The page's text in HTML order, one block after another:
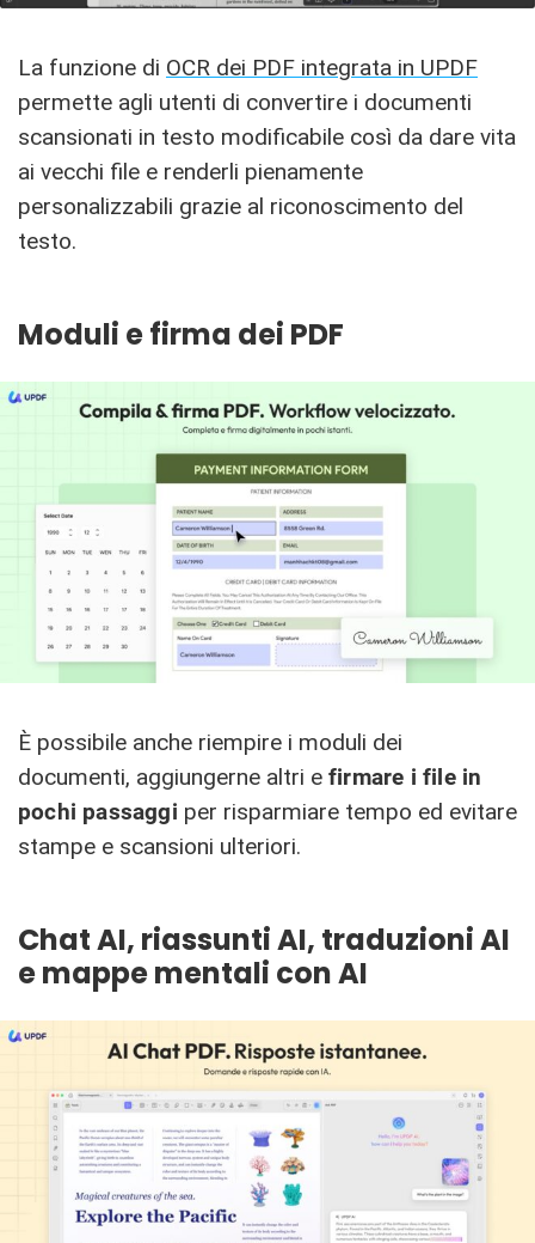
La funzione di OCR dei PDF integrata in UPDF
permette agli utenti di convertire i documenti
scansionati in testo modificabile così da dare vita
ai vecchi file e renderli pienamente
personalizzabili grazie al riconoscimento del
testo.
Moduli e firma dei PDF
È possibile anche riempire i moduli dei
documenti, aggiungerne altri e firmare i file in
pochi passaggi per risparmiare tempo ed evitare
stampe e scansioni ulteriori.
Chat AI, riassunti AI, traduzioni AI
e mappe mentali con AI